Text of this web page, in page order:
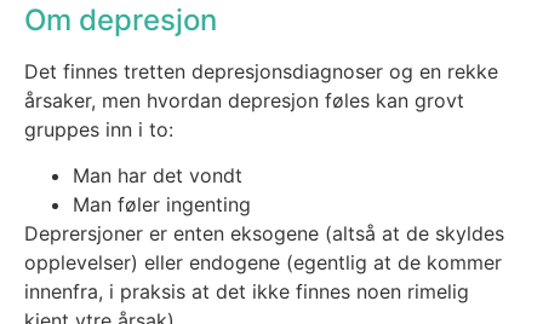
Om depresjon
Det fin­nes tret­ten depre­sjons­dia­gno­ser og en rek­ke
årsa­ker, men hvor­dan depre­sjon føles kan grovt
grup­pes inn i to:
Man har det vondt
Man føler ingen­ting
Dep­rer­sjo­ner er enten ekso­ge­ne (alt­så at de skyl­des
opp­le­vel­ser) eller endo­ge­ne (egent­lig at de kom­mer
innen­fra, i prak­sis at det ikke fin­nes noen rime­lig